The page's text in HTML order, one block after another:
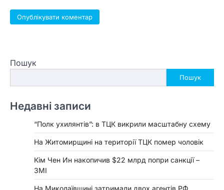
Пошук
Пошук
Недавні записи
“Полк ухилянтів”: в ТЦК викрили масштабну схему
На Житомирщині на території ТЦК помер чоловік
Кім Чен Ин накопичив $22 млрд попри санкції –
ЗМІ
На Миколаївщині затримали двох агентів РФ